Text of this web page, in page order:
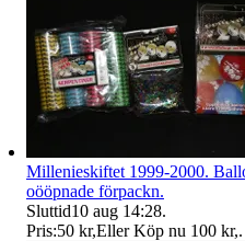
Millenieskiftet 1999-2000.
oööpnade förpackn.
Sluttid10 aug 14:28.
Pris:50 kr,Eller Köp nu 100 kr,.